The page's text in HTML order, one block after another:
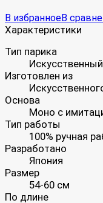
В избранноеВ
Характеристики
Тип парика
Искусственный
Изготовлен из
Основа
Моно с
Тип работы
100% ручная
Разработано
Япония
Размер
54-60 см
По длине